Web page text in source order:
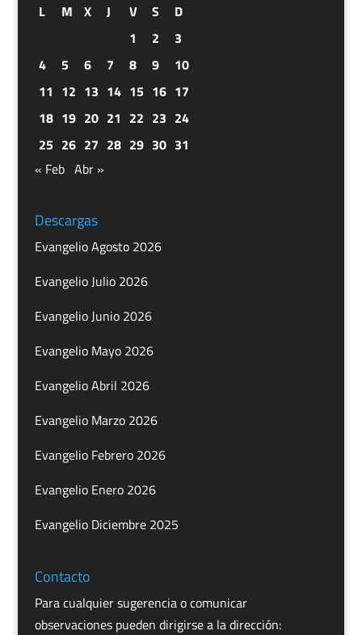
L M X J V S
D
1
2
3
4
5 6 7 8 9
10
11 12 13 14 15 16 17
18 19 20 21 22 23 24
25 26 27 28 29 30 31
« Feb Abr »
Descargas
Evangelio Agosto 2026
Evangelio Julio 2026
Evangelio Junio 2026
Evangelio Mayo 2026
Evangelio Abril 2026
Evangelio Marzo 2026
Evangelio Febrero 2026
Evangelio Enero 2026
Evangelio Diciembre 2025
Contacto
Para cualquier sugerencia o comunicar
observaciones pueden dirigirse a la dirección: